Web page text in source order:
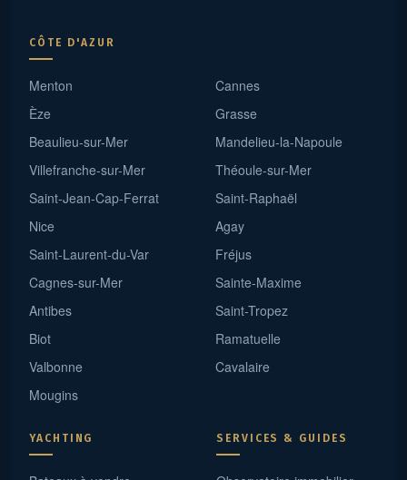
CÔTE D'AZUR
Menton
Èze
Beaulieu-sur-Mer
Villefranche-sur-Mer
Saint-Jean-Cap-Ferrat
Nice
Saint-Laurent-du-Var
Cagnes-sur-Mer
Antibes
Biot
Valbonne
Mougins
Cannes
Grasse
Mandelieu-la-Napoule
Théoule-sur-Mer
Saint-Raphaël
Agay
Fréjus
Sainte-Maxime
Saint-Tropez
Ramatuelle
Cavalaire
YACHTING SERVICES & GUIDES